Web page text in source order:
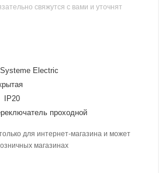
свяжутся с вами и уточнят
Systeme Electric
IP20
проходной
для интернет-магазина и может
магазинах